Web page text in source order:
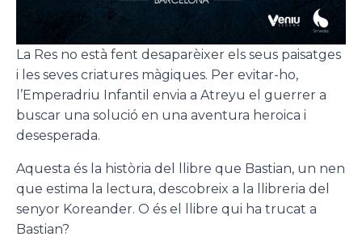
La Res no està fent desaparèixer els seus paisatges
i les seves criatures màgiques. Per evitar-ho,
l’Emperadriu Infantil envia a Atreyu el guerrer a
buscar una solució en una aventura heroica i
desesperada.
Aquesta és la història del llibre que Bastian, un nen
que estima la lectura, descobreix a la llibreria del
senyor Koreander. O és el llibre qui ha trucat a
Bastian?